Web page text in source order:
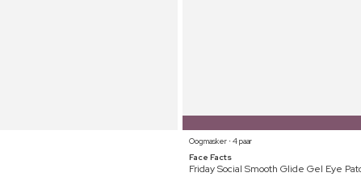
Oogmasker ⋅ 4 paar
Face Facts
Friday Social Smooth Glide Gel Eye